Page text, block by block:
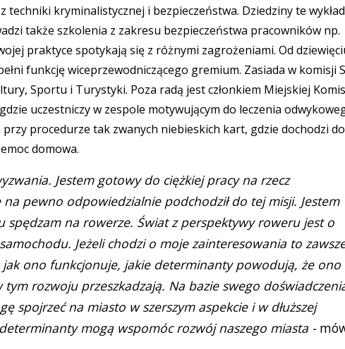
techniki kryminalistycznej i bezpieczeństwa. Dziedziny te
także szkolenia z zakresu bezpieczeństwa pracowników np.
praktyce spotykają się z różnymi zagrożeniami. Od
funkcję wiceprzewodniczącego gremium. Zasiada w komisji
Sportu i Turystyki. Poza radą jest członkiem Miejskiej
uczestniczy w zespole motywującym do leczenia
procedurze tak zwanych niebieskich kart, gdzie dochodzi do
domowa.
Jestem gotowy do ciężkiej pracy na rzecz
pewno odpowiedzialnie podchodził do tej misji. Jestem
spędzam na rowerze. Świat z perspektywy roweru jest o
Jeżeli chodzi o moje zainteresowania to
ono funkcjonuje, jakie determinanty powodują, że ono
rozwoju przeszkadzają. Na bazie swego
spojrzeć na miasto w szerszym aspekcie i w dłuższej
mogą wspomóc rozwój naszego miasta -